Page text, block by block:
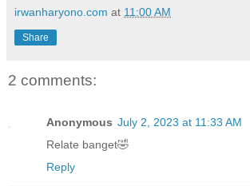
irwanharyono.com at 11:00 AM
Share
2 comments:
Anonymous July 2, 2023 at 11:33 AM
Relate banget🤣
Reply